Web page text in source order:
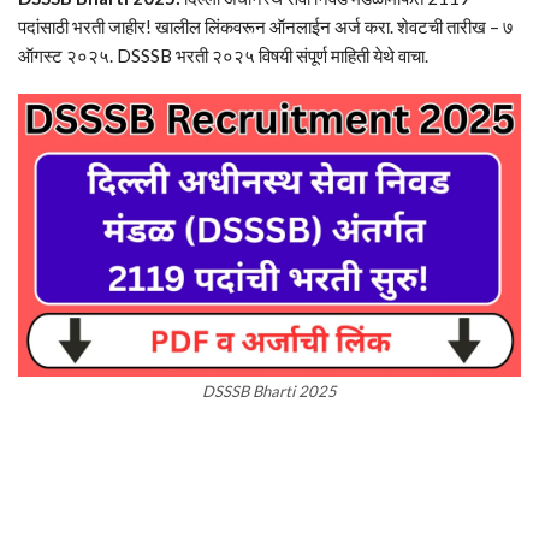
पदांसाठी भरती जाहीर! खालील लिंकवरून ऑनलाईन अर्ज करा. शेवटची तारीख – ७
ऑगस्ट २०२५. DSSSB भरती २०२५ विषयी संपूर्ण माहिती येथे वाचा.
DSSSB Bharti 2025